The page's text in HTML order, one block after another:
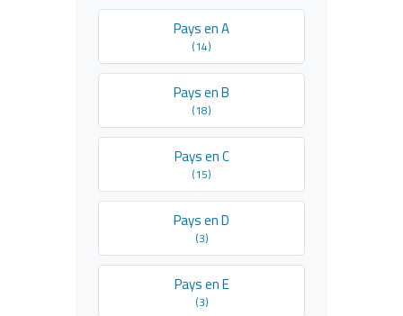
Pays en A
(14)
Pays en B
(18)
Pays en C
(15)
Pays en D
(3)
Pays en E
(3)